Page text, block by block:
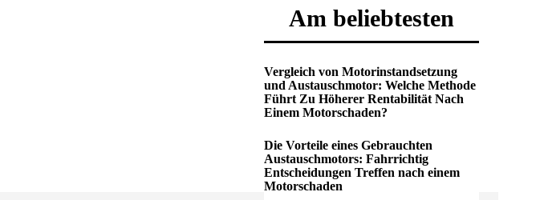
Am beliebtesten
Vergleich von Motorinstandsetzung
und Austauschmotor: Welche Methode
Führt Zu Höherer Rentabilität Nach
Einem Motorschaden?
Die Vorteile eines Gebrauchten
Austauschmotors: Fahrrichtig
Entscheidungen Treffen nach einem
Motorschaden